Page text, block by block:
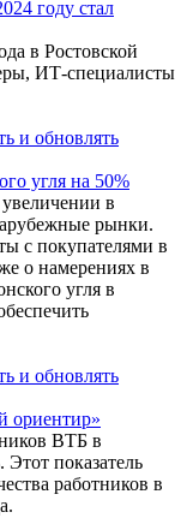
году стал
в Ростовской
ИТ-специалисты
угля на 50%
в
рынки.
с покупателями в
о намерениях в
угля в
ориентир»
ВТБ в
Этот показатель
работников в